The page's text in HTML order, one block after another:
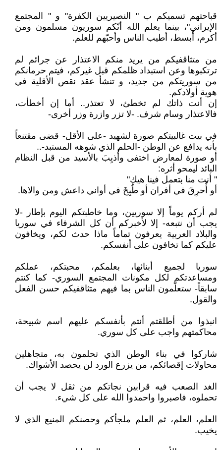
قباحتهم تسميكم ب " النصيريين الكفرة" و " المجتمع
الإيراني"، بينما يعلم الله أنّكم سوريون مسلمون ومن
أكرم، أبسط، أطيب الناس وأحبّهم للعلم.
من متثاقفيكم من يريد منكم الاعتذار عن جرائم لم
ترتكبوها وعن استبداد ظلمكم قبل غيركم، فيتم حرمانكم
من سوريتكم من جديد، و تنشأ عقد نقص الأقلية في
هوية أولادكم.
إن أنت ذاتك لم تخطئ، لا تعتذر.. أما إن أخطأت،
فالاعتذار وسام شرف. -لا تزر وازرة وزر أخرى-
في بيت غالبيتكم صورة لشهيد -على الأقل- قضى مقتنعاً
بأنه يدافع عن الوطن -الحلم الذي شوهه المستبد-..
أو صورة لمعارض اختفى وأُذيِبَ بالأسيد من قبل النظام
البائد ليمحو أثره:
" أنت منا بتعمل فينا هيك"
أو أُحرِقَ في أفران أو طُبِخَ في أواني داعش ومن والاها.
لم أركم يوماً إلا سوريين، وما خاطبتكم اليوم بإطار -لا
يجب أن نتبعه- إلا لأخبركم أن كل الشرفاء في سوريا
والبلاد العربية يعرفون تماماً ماذا حدث لكم، ويخافون
عليكم كما تخافون على أنفسكم.
سوريا لجميع أبنائها، بعلمكم، محبتكم، عملكم
ومساعدتكم لكل مكونات المجتمع السوري- كما كنتم
سابقاً- ستعلّمون الناس بما فيهم متثاقفيكم حسن الفعل
والقول.
انبذوا من أطلقتم أنتم بأنفسكم عليهم اسم شبيحة،
محاكمتهم واجب على كل سوري.
شاركوا في بناء الوطن الذي تحلمون به، متجاهلين
محاولات إقصائكم، من يزرع الورد لن يحصد الأشواك.
الغد الصعب فيه قرابين نجاتكم من ثقل لا يجب أن
تحملوه، فاصبروا واحمدوا الله على كل شيء.
العلم، العلم، ثم العلم ملجأكم وحصنكم المنيع الذي لا
يخيب.